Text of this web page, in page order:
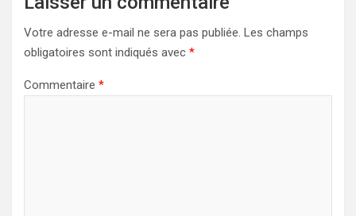
Votre adresse e-mail ne sera pas publiée. Les champs
obligatoires sont indiqués avec *
Commentaire *